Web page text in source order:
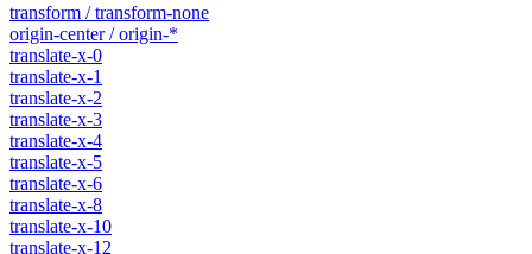
transform / transform-none
origin-center / origin-*
translate-x-0
translate-x-1
translate-x-2
translate-x-3
translate-x-4
translate-x-5
translate-x-6
translate-x-8
translate-x-10
translate-x-12